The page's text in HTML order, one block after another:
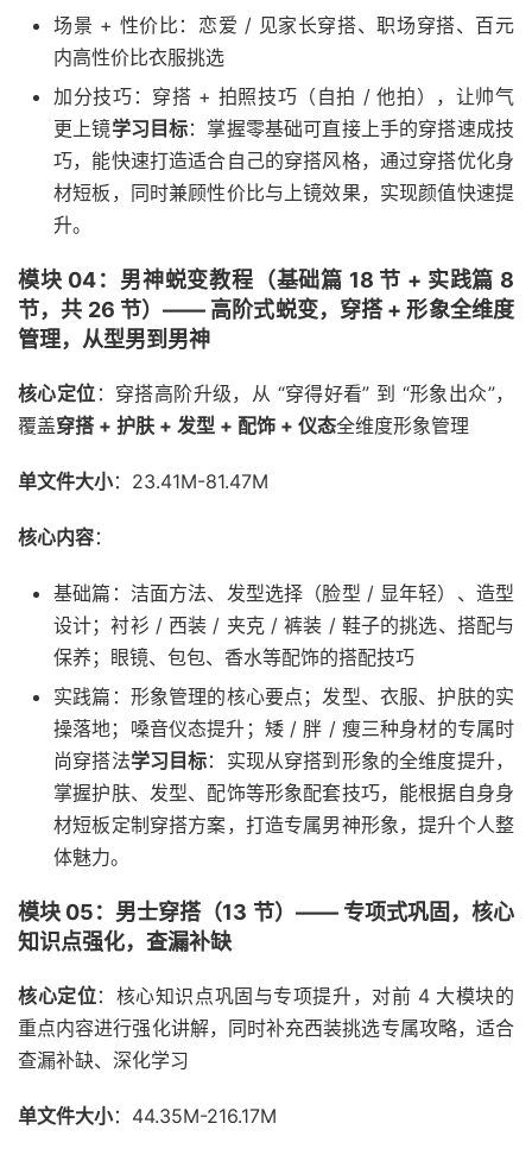
场景 + 性价比：恋爱 / 见家长穿搭、职场穿搭、百元
内高性价比衣服挑选
加分技巧：穿搭 + 拍照技巧（自拍 / 他拍），让帅气
更上镜学习目标：掌握零基础可直接上手的穿搭速成技
巧，能快速打造适合自己的穿搭风格，通过穿搭优化身
材短板，同时兼顾性价比与上镜效果，实现颜值快速提
升。
模块 04：男神蜕变教程（基础篇 18 节 + 实践篇 8
节，共 26 节）—— 高阶式蜕变，穿搭 + 形象全维度
管理，从型男到男神
核心定位 ：穿搭高阶升级，从 “穿得好看” 到 “形象出众”，
覆盖穿搭 + 护肤 + 发型 + 配饰 + 仪态全维度形象管理
单文件大小：23.41M-81.47M
核心内容：
基础篇：洁面方法、发型选择（脸型 / 显年轻）、造型
设计；衬衫 / 西装 / 夹克 / 裤装 / 鞋子的挑选、搭配与
保养；眼镜、包包、香水等配饰的搭配技巧
实践篇：形象管理的核心要点；发型、衣服、护肤的实
操落地；嗓音仪态提升；矮 / 胖 / 瘦三种身材的专属时
尚穿搭法学习目标：实现从穿搭到形象的全维度提升，
掌握护肤、发型、配饰等形象配套技巧，能根据自身身
材短板定制穿搭方案，打造专属男神形象，提升个人整
体魅力。
模块 05：男士穿搭（13 节）—— 专项式巩固，核心
知识点强化，查漏补缺
核心定位：核心知识点巩固与专项提升，对前 4 大模块的
重点内容进行强化讲解，同时补充西装挑选专属攻略，适合
查漏补缺、深化学习
单文件大小：44.35M-216.17M